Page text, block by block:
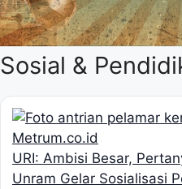
Sosial &
URI: Ambisi Besar,
Unram Gelar Sosialisasi